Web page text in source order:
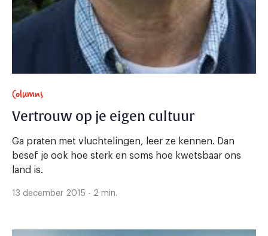
Columns
Vertrouw op je eigen cultuur
Ga praten met vluchtelingen, leer ze kennen. Dan
besef je ook hoe sterk en soms hoe kwetsbaar ons
land is.
13 december 2015 - 2 min.